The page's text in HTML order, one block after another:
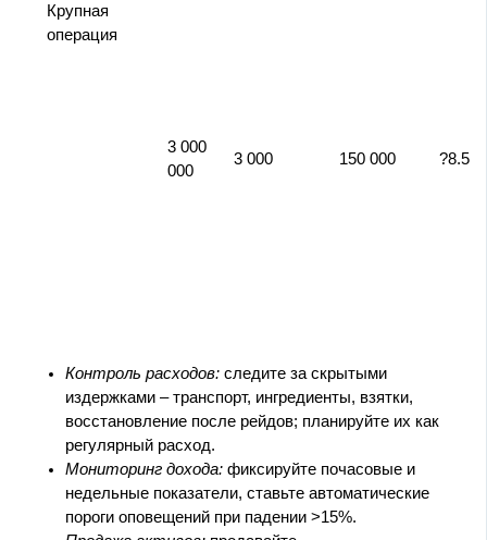
Крупная
операция
3 000
000
3 000 150 000 ?8.5
Контроль расходов:следите за скрытыми
издержками – транспорт, ингредиенты, взятки,
восстановление после рейдов; планируйте их как
регулярный расход.
Мониторинг дохода:фиксируйте почасовые и
недельные показатели, ставьте автоматические
пороги оповещений при падении >15%.